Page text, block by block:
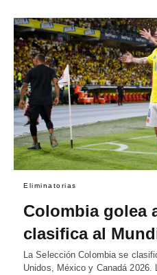
Eliminatorias
Colombia golea
clasifica al
La Selección Colombia se
Unidos, México y Canadá 2026.